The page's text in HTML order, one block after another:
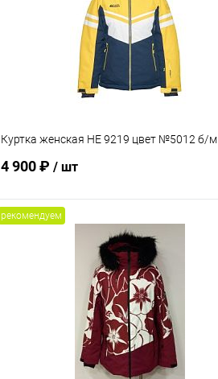
Куртка женская HE 9219 цвет №5012 б/м
4 900 ₽ / шт
В корзину
В наличии
рекомендуем